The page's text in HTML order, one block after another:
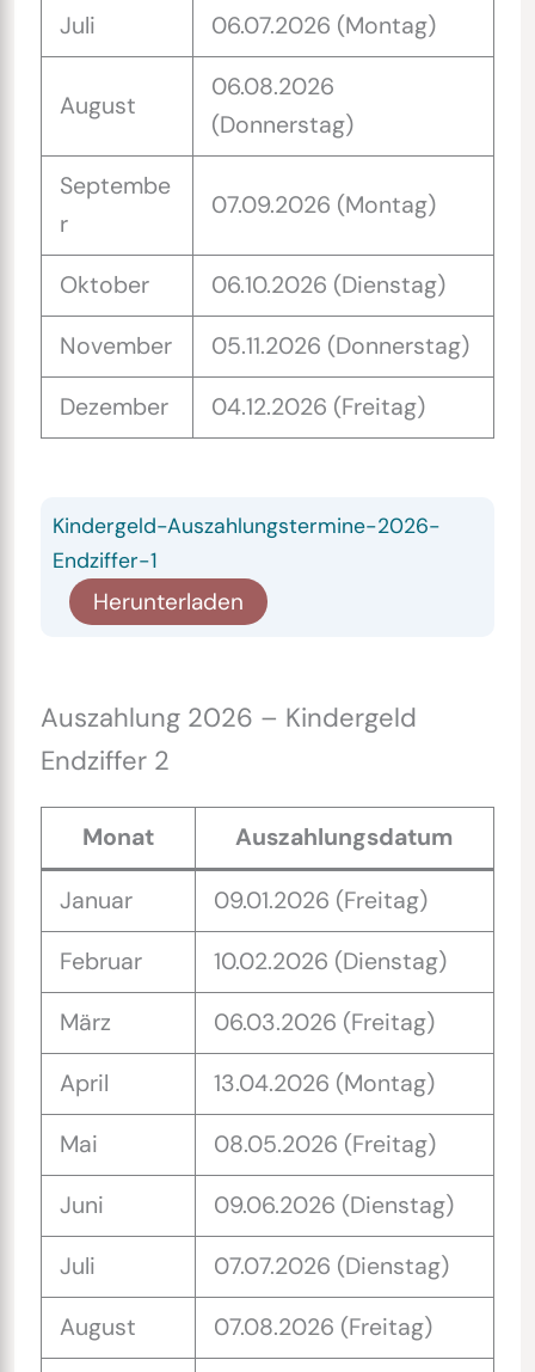
Juli 06.07.2026 (Montag)
August
06.08.2026
(Donnerstag)
Septembe
r
07.09.2026 (Montag)
Oktober 06.10.2026 (Dienstag)
November 05.11.2026 (Donnerstag)
Dezember 04.12.2026 (Freitag)
Kindergeld-Auszahlungstermine-2026-
Endziffer-1
Herunterladen
Auszahlung 2026 – Kindergeld
Endziffer 2
Monat Auszahlungsdatum
Januar 09.01.2026 (Freitag)
Februar 10.02.2026 (Dienstag)
März 06.03.2026 (Freitag)
April 13.04.2026 (Montag)
Mai 08.05.2026 (Freitag)
Juni 09.06.2026 (Dienstag)
Juli 07.07.2026 (Dienstag)
August 07.08.2026 (Freitag)